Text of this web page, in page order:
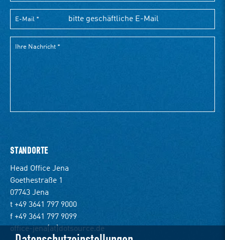
STANDORTE
Head Office Jena
Goethestraße 1
07743 Jena
t +49 3641 797 9000
f +49 3641 797 9099
office-jena(at)dotsource.de